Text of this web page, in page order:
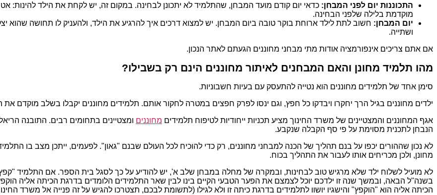
התכוננות יום לפני המבחן: כדאי יום קודם מועד המבחן, שהתלמיד לא יתכונן לבחינה. במקום זה, יש לקחת את הילד להינות:
מוקדמת בלילה שלפני הבחינה.
יום המבחן: חשוב לתת לילד ארוחת בוקר טובה ביום המבחן. יש למצוא דרכים איך להרגיע את הילד, ולהעניק לו תחושה שהוא
ושתייה.
אם אתם צריכים אינפורמציה אודות מתי מבחני מחוננים הגעתם לאתר הנכון.
מהו תלמיד מחונן והאם המבחנים לאיתור מחוננים הינם רק בשבילו?
סימן אחד של תלמידים מחוננים הוא נטייה להתעסק עם בעיות חשבוניות.
ילדים מחוננים בגיל הרך יחקרו ויבדקו כל חפץ, וגם ינסו לפרק חפצים במטרה לחקור אותם. תלמידים מחוננים יקבלו בשלב מוקדם
אגף המחוננים והמצטיינים של משרד החינוך מציע תכניות ייחודיות לטיפוח תלמידים מחוננים ומצטיינים בתחומים רבים. התובנה
הנבחן לתכנית מסוימת על פי סף הקבלה שנקבע.
לא נכון שההורים יכפו על בנם תהליך של הכנה למבחני מחוננים, רק כדי להוכיח לכל העולם שבנם "גאון". לפעמים, ייתכן מצב בו
מחונן, ולכן מכריחים אותו לעבור את התהליך בכוח.
לא מועיל לשלוח ילד שלא מרגיש טוב לבחינות, ובמקרה של מחלה במבחן שלב א', יש להודיע על כך לסגל בית הספר. אם התלמיד "קפץ
בשנה"ל הבאה, ובמשך שנה זו ילדכם יוכל לצמצם את הפער הטבעי הקיים בינו לבין שאר התלמידים הלומדים בדרגת הכיתה אליה
הכיתה אליה הוא "הוקפץ" והישגיו יושוו לתלמידים בדרגת כיתה זו ולא לגילו (לתשומת לבכם, תצטרכו להגיש על זה פנייה אל משרד החינוך עד